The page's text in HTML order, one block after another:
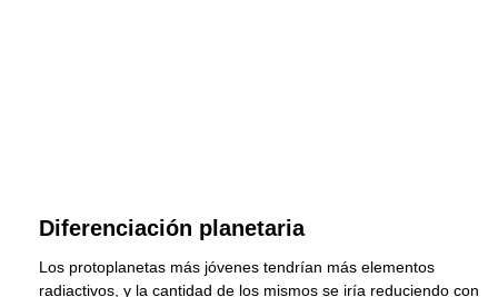
Diferenciación planetaria
Los protoplanetas más jóvenes tendrían más elementos
radiactivos, y la cantidad de los mismos se iría reduciendo con